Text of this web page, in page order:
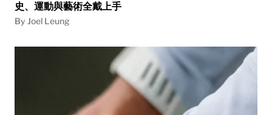
史、運動與藝術全戴上手
By Joel Leung